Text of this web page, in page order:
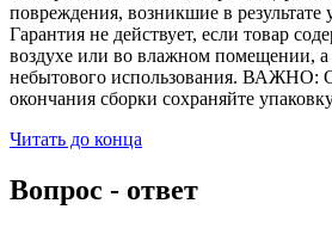
повреждения, возникшие в результате
Гарантия не действует, если товар
воздухе или во влажном помещении, а
небытового использования. ВАЖНО:
окончания сборки сохраняйте
Читать до конца
Вопрос - ответ